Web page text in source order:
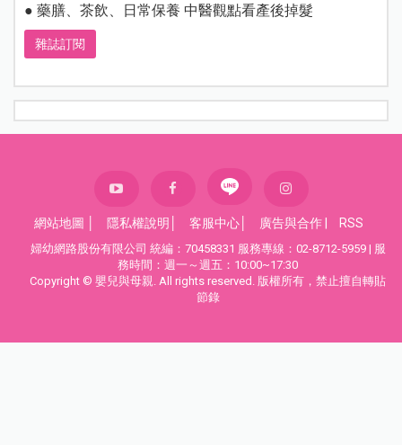
● 藥膳、茶飲、日常保養 中醫觀點看產後掉髮
雜誌訂閱
網站地圖 隱私權說明 客服中心 廣告與合作 RSS
婦幼網路股份有限公司 統編：70458331 服務專線：02-8712-5959 | 服
務時間：週一～週五：10:00~17:30
Copyright © 嬰兒與母親. All rights reserved. 版權所有，禁止擅自轉貼
節錄